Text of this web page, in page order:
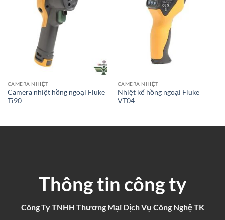
CAMERA NHIỆT
Camera nhiệt hồng ngoại Fluke
Ti90
CAMERA NHIỆT
Nhiệt kế hồng ngoại Fluke
VT04
Thông tin công ty
Công Ty TNHH Thương Mại Dịch Vụ Công Nghệ TK